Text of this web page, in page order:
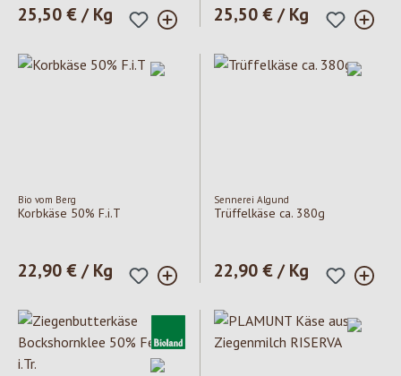
Regulärer Preis:
25,50 € / Kg Regulärer Preis:
25,50 € / Kg
Bio vom Berg
Korbkäse 50% F.i.T
Regulärer Preis:
22,90 € / Kg
Sennerei Algund
Trüffelkäse ca. 380g
Regulärer Preis:
22,90 € / Kg